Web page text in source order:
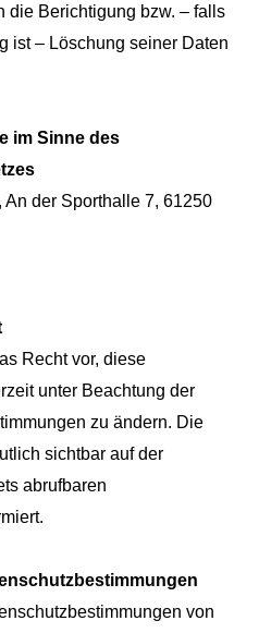
die Berichtigung bzw. – falls
ist – Löschung seiner Daten
im Sinne des
der Sporthalle 7, 61250
Recht vor, diese
unter Beachtung der
zu ändern. Die
sichtbar auf der
abrufbaren
von